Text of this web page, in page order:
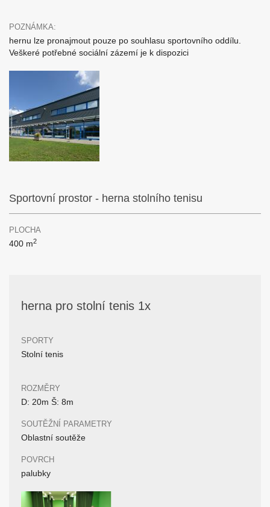
POZNÁMKA:
hernu lze pronajmout pouze po souhlasu sportovního oddílu.
Veškeré potřebné sociální zázemí je k dispozici
Sportovní prostor - herna stolního tenisu
PLOCHA
400 m2
herna pro stolní tenis 1x
SPORTY
Stolní tenis
ROZMĚRY
D: 20m Š: 8m
SOUTĚŽNÍ PARAMETRY
Oblastní soutěže
POVRCH
palubky